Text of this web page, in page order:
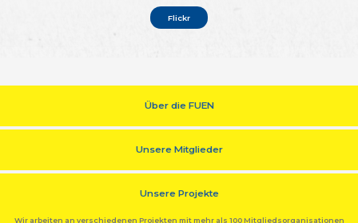
Flickr
Über die FUEN
Unsere Mitglieder
Unsere Projekte
Wir arbeiten an verschiedenen Projekten mit mehr als 100 Mitgliedsorganisationen